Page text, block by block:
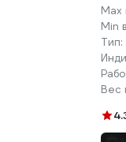
Max
Min
Тип:
Вес